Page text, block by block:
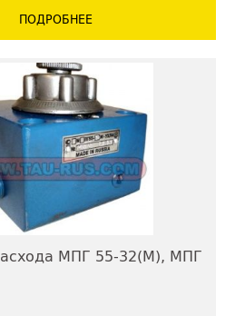
ПОДРОБНЕЕ
МПГ 55-32(М), МПГ